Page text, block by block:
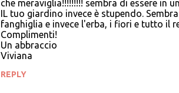
che meraviglia!!!!!!!!! sembra di essere
IL tuo giardino invece è stupendo.
fanghiglia e invece l'erba, i fiori e tutto il
Complimenti!
Un abbraccio
Viviana
REPLY